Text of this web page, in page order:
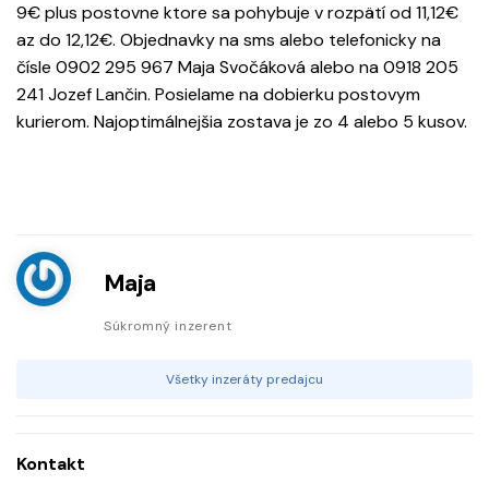
9€ plus postovne ktore sa pohybuje v rozpätí od 11,12€
az do 12,12€. Objednavky na sms alebo telefonicky na
čísle 0902 295 967 Maja Svočáková alebo na 0918 205
241 Jozef Lančin. Posielame na dobierku postovym
kurierom. Najoptimálnejšia zostava je zo 4 alebo 5 kusov.
Maja
Súkromný inzerent
Všetky inzeráty predajcu
Kontakt